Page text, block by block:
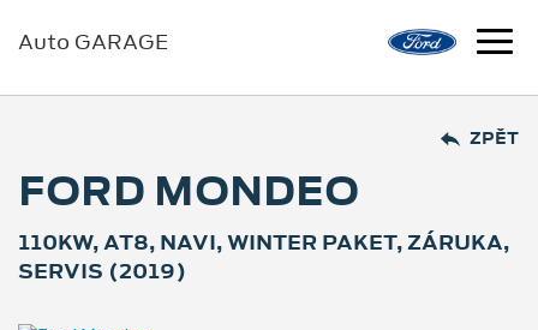
Auto GARAGE
ZPĚT
FORD MONDEO
110KW, AT8, NAVI, WINTER PAKET, ZÁRUKA,
SERVIS (2019)